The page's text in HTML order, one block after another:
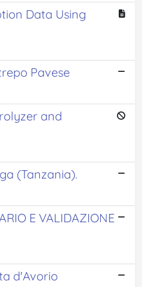
Data Using
Pavese
and
(Tanzania).
E VALIDAZIONE
d'Avorio